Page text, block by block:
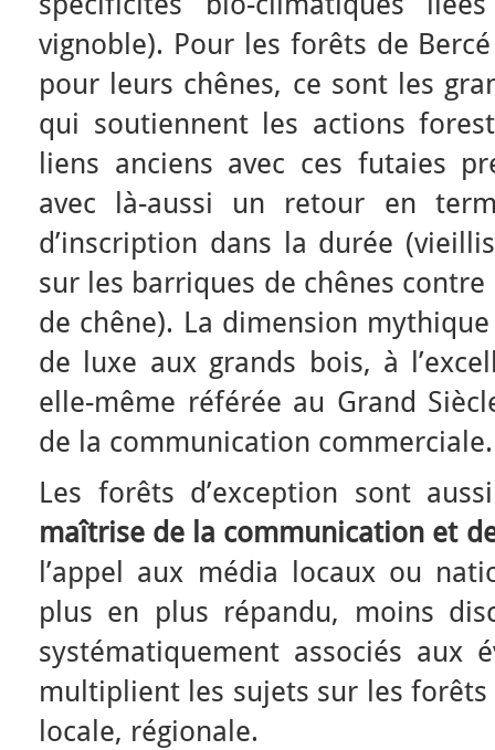
vignoble). Pour les forêts de
pour leurs chênes, ce sont les
qui soutiennent les actions
liens anciens avec ces futaies
avec là-aussi un retour en
d’inscription dans la durée
sur les barriques de chênes contre
de chêne). La dimension
de luxe aux grands bois, à
elle-même référée au Grand
de la communication commerciale.
Les forêts d’exception sont
maîtrise de la communication et
l’appel aux média locaux ou
plus en plus répandu, moins
systématiquement associés aux
multiplient les sujets sur les
locale, régionale.